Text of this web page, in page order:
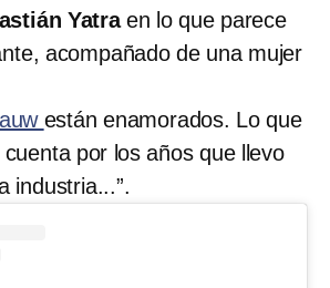
Yatraen lo que parece
acompañado de una mujer
están enamorados. Lo que
por los años que llevo
industria...”.